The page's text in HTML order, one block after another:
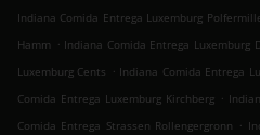
Indiana Comida Entrega Luxemburg
Hamm . Indiana Comida Entrega Luxemburg
Luxemburg Cents . Indiana Comida Entrega
Comida Entrega Luxemburg Kirchberg .
Comida Entrega Strassen Rollengergronn .